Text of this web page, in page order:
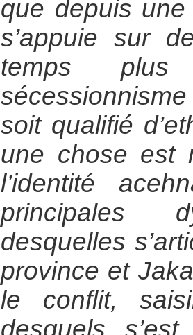
que depuis une
s’appuie sur
temps
soit qualifié
une chose est
l’identité
principales
desquelles
province et
le conflit,
desquels